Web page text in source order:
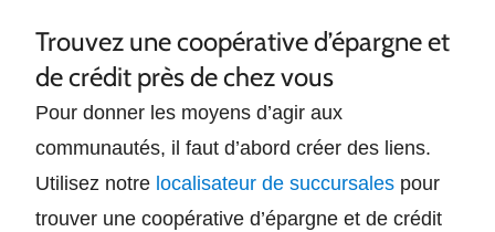
Trouvez une coopérative d’épargne et
de crédit près de chez vous
Pour donner les moyens d’agir aux
communautés, il faut d’abord créer des liens.
Utilisez notre localisateur de succursales pour
trouver une coopérative d’épargne et de crédit